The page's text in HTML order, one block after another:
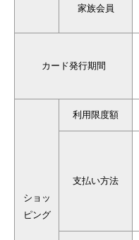
家族会員
カード発行期間
ショッ
ピング
利用限度額
支払い方法